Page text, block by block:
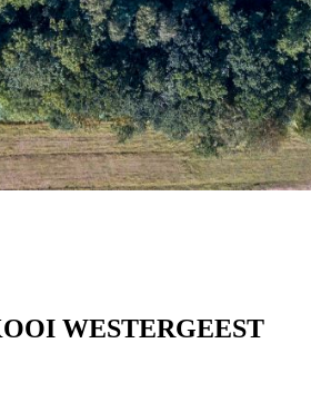
WESTERGEEST